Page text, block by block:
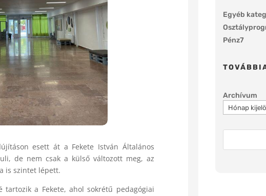
esett át a Fekete István Általános
de nem csak a külső változott meg, az
is szintet lépett.
tartozik a Fekete, ahol sokrétű pedagógiai
Egyéb
Pénz7
Archívum